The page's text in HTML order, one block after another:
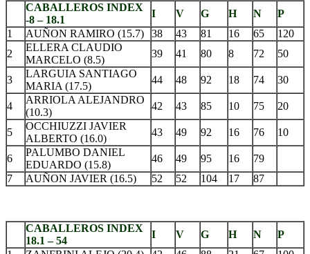
CABALLEROS INDEX
-8 – 18.1
I V G H N
P
1
AUÑON RAMIRO (15.7) 38 43 81 16 65
120
2
ELLERA CLAUDIO
MARCELO (8.5)
39 41 80 8 72 50
3
LARGUIA SANTIAGO
MARIA (17.5)
44 48 92 18 74 30
4
ARRIOLA ALEJANDRO
(10.3)
42 43 85 10 75 20
5
OCCHIUZZI JAVIER
ALBERTO (16.0)
43 49 92 16 76 10
6
PALUMBO DANIEL
EDUARDO (15.8)
46 49 95 16
79
7
AUÑON JAVIER (16.5) 52 52 104 17 87
CABALLEROS INDEX
18.1 – 54
I V G H N
P